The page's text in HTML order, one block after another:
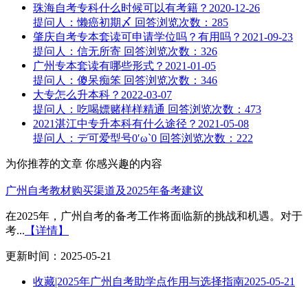
珠海自考专科什么时候可以有考籍？ 2020-12-26
提问人：懒癌初期〆 回答浏览次数：285
肇庆自考专本套读可申请学位吗？有用吗？ 2021-09-23
提问人：信无所寄 回答浏览次数：326
广州专本套读有哪些形式？ 2021-01-05
提问人：傻呆痴笨 回答浏览次数：346
大专怎么升本科？ 2022-03-07
提问人：吃喝嫖赌样样精通 回答浏览次数：473
2021湛江中专升本科有什么途径？ 2021-05-08
提问人：デ可爱型号0′ω`0 回答浏览次数：222
为你推荐的文章 你感兴趣的内容
广州自考教材购买渠道及2025年备考建议
在2025年，广州自考的备考工作将面临新的挑战和机遇。对于
考... 【详情】
更新时间：2025-05-21
收藏|2025年广州自考助学点作用与选择指南2025-05-21